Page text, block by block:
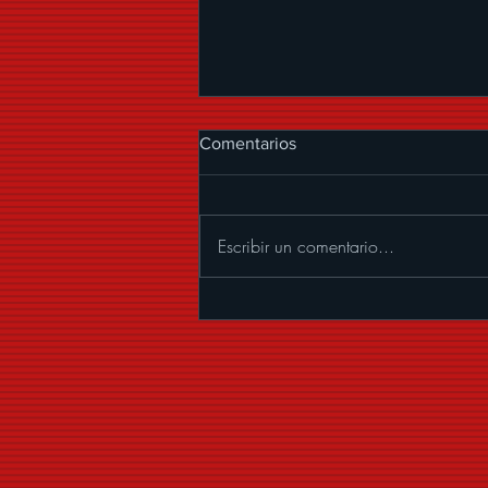
EL LIMÓN DE RENÉ
CAMACHO LLEGA
NUEVAMENTE A LA ARENA
CDMX
Comentarios
Escribir un comentario...